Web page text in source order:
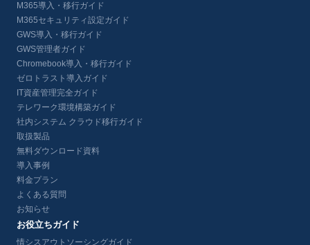
M365導入・移行ガイド
M365セキュリティ設定ガイド
GWS導入・移行ガイド
GWS管理者ガイド
Chromebook導入・移行ガイド
ゼロトラスト導入ガイド
IT資産管理完全ガイド
テレワーク環境構築ガイド
社内システム クラウド移行ガイド
取扱製品
無料ダウンロード資料
導入事例
料金プラン
よくある質問
お知らせ
お役立ちガイド
情シスアウトソーシングガイド